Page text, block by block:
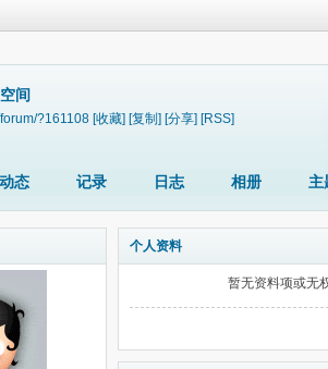
间
?161108 [收藏] [复制] [分享] [RSS]
动态 记录 日志 相册 主
个人资料
暂无资料项或无